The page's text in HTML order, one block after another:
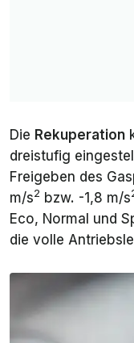
Die Rekuperation
dreistufig
Freigeben des
m/s2 bzw. -1,8 m/s
Eco, Normal und
die volle